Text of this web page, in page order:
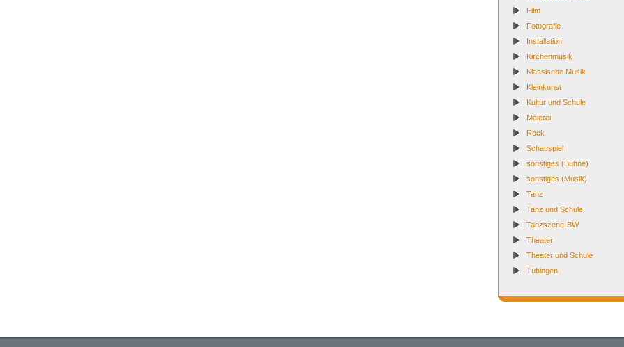
Film
Fotografie
Installation
Kirchenmusik
Klassische Musik
Kleinkunst
Kultur und Schule
Malerei
Rock
Schauspiel
sonstiges (Bühne)
sonstiges (Musik)
Tanz
Tanz und Schule
Tanzszene-BW
Theater
Theater und Schule
Tübingen